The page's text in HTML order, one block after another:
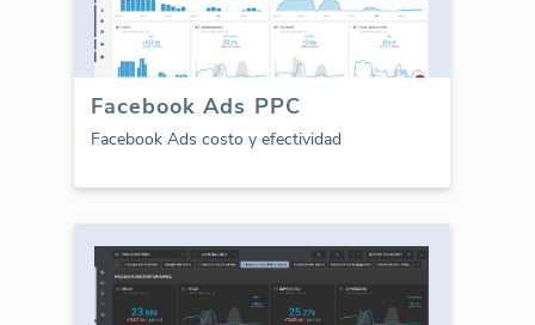
Facebook Ads PPC
Facebook Ads costo y efectividad